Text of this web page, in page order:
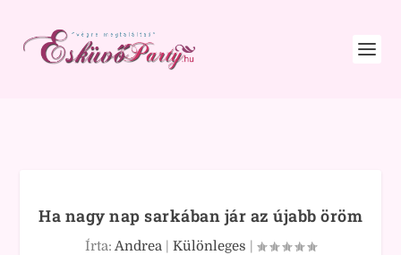
Ha nagy nap sarkában jár az újabb öröm
Írta: Andrea | Különleges |